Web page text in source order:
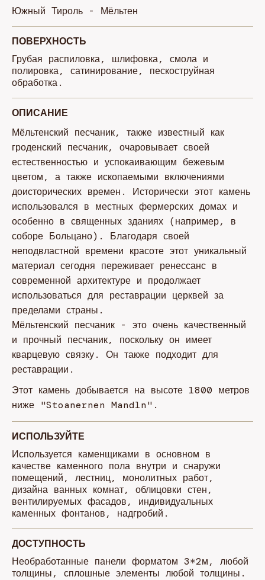
Южный Тироль - Мёльтен
ПОВЕРХНОСТЬ
Грубая распиловка, шлифовка, смола и
полировка, сатинирование, пескоструйная
обработка.
ОПИСАНИЕ
Мёльтенский песчаник, также известный как
гроденский песчаник, очаровывает своей
естественностью и успокаивающим бежевым
цветом, а также ископаемыми включениями
доисторических времен. Исторически этот камень
использовался в местных фермерских домах и
особенно в священных зданиях (например, в
соборе Больцано). Благодаря своей
неподвластной времени красоте этот уникальный
материал сегодня переживает ренессанс в
современной архитектуре и продолжает
использоваться для реставрации церквей за
пределами страны.
Мёльтенский песчаник - это очень качественный
и прочный песчаник, поскольку он имеет
кварцевую связку. Он также подходит для
реставрации.
Этот камень добывается на высоте 1800 метров
ниже "Stoanernen Mandln".
ИСПОЛЬЗУЙТЕ
Используется каменщиками в основном в
качестве каменного пола внутри и снаружи
помещений, лестниц, монолитных работ,
дизайна ванных комнат, облицовки стен,
вентилируемых фасадов, индивидуальных
каменных фонтанов, надгробий.
ДОСТУПНОСТЬ
Необработанные панели форматом 3*2м, любой
толщины, сплошные элементы любой толщины.